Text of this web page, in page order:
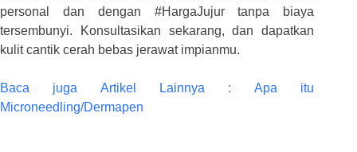
personal dan dengan #HargaJujur tanpa biaya
tersembunyi. Konsultasikan sekarang, dan dapatkan
kulit cantik cerah bebas jerawat impianmu.
Baca juga Artikel Lainnya : Apa itu
Microneedling/Dermapen